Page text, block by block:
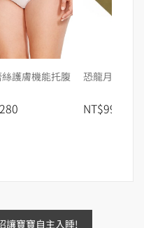
護膚機能托腹
恐龍月亮枕套
NT$990
讓寶寶自主入睡!